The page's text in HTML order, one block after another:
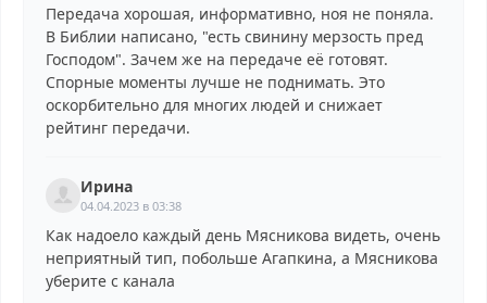
Передача хорошая, информативно, ноя не поняла.
В Библии написано, "есть свинину мерзость пред
Господом". Зачем же на передаче её готовят.
Спорные моменты лучше не поднимать. Это
оскорбительно для многих людей и снижает
рейтинг передачи.
Ирина
04.04.2023 в 03:38
Как надоело каждый день Мясникова видеть, очень
неприятный тип, побольше Агапкина, а Мясникова
уберите с канала